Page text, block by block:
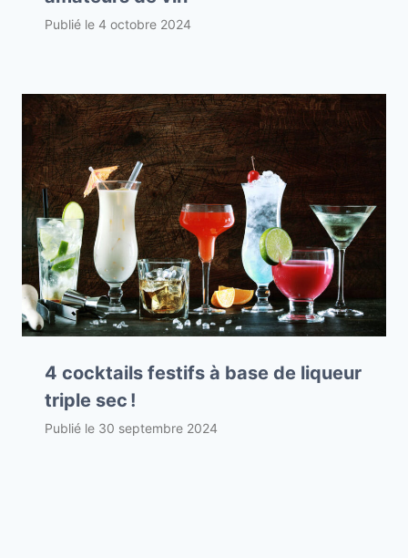
Publié le 4 octobre 2024
4 cocktails festifs à base de liqueur
triple sec !
Publié le 30 septembre 2024